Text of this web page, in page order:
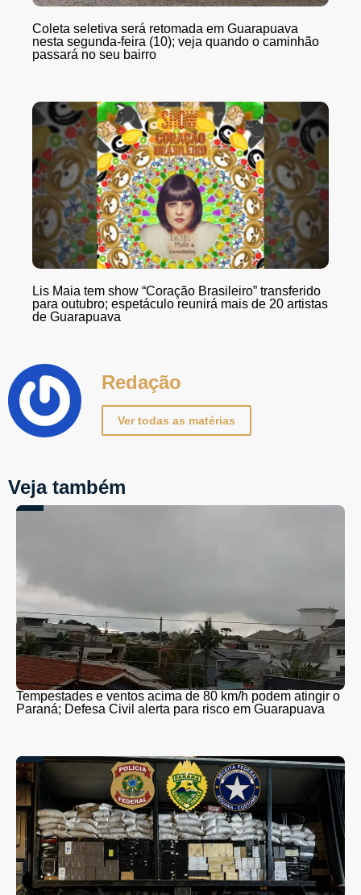
Coleta seletiva será retomada em Guarapuava
nesta segunda-feira (10); veja quando o caminhão
passará no seu bairro
Lis Maia tem show “Coração Brasileiro” transferido
para outubro; espetáculo reunirá mais de 20 artistas
de Guarapuava
Redação
Ver todas as matérias
Veja também
Tempestades e ventos acima de 80 km/h podem atingir o
Paraná; Defesa Civil alerta para risco em Guarapuava